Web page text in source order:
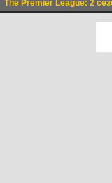
The Premier League: 2